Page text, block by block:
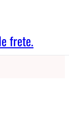
frete.